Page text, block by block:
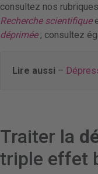
consultez nos rubriques
Recherche scientifique
déprimée; consultez
Lire aussi –
Traiter la
triple effet